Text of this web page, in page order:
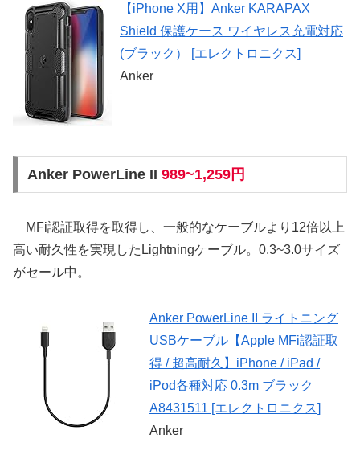
【iPhone X用】Anker KARAPAX
Shield 保護ケース ワイヤレス充電対応
(ブラック） [エレクトロニクス]
Anker
Anker PowerLine II 989~1,259円
MFi認証取得を取得し、一般的なケーブルより12倍以上
高い耐久性を実現したLightningケーブル。0.3~3.0サイズ
がセール中。
Anker PowerLine II ライトニング
USBケーブル【Apple MFi認証取
得 / 超高耐久】iPhone / iPad /
iPod各種対応 0.3m ブラック
A8431511 [エレクトロニクス]
Anker